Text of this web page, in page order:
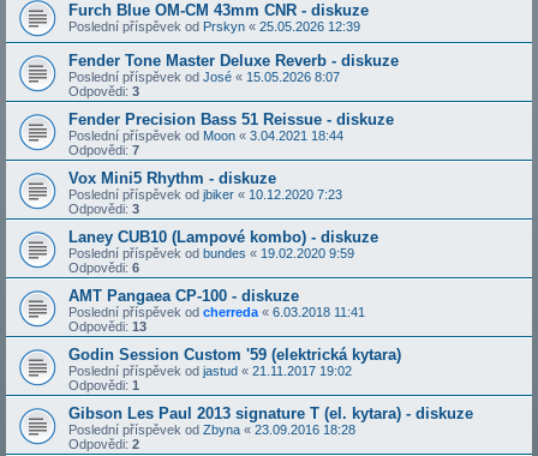
Furch Blue OM-CM 43mm CNR - diskuze
Poslední příspěvek od Prskyn « 25.05.2026 12:39
Fender Tone Master Deluxe Reverb - diskuze
Poslední příspěvek od José « 15.05.2026 8:07
Odpovědi: 3
Fender Precision Bass 51 Reissue - diskuze
Poslední příspěvek od Moon « 3.04.2021 18:44
Odpovědi: 7
Vox Mini5 Rhythm - diskuze
Poslední příspěvek od jbiker « 10.12.2020 7:23
Odpovědi: 3
Laney CUB10 (Lampové kombo) - diskuze
Poslední příspěvek od bundes « 19.02.2020 9:59
Odpovědi: 6
AMT Pangaea CP-100 - diskuze
Poslední příspěvek od cherreda « 6.03.2018 11:41
Odpovědi: 13
Godin Session Custom '59 (elektrická kytara)
Poslední příspěvek od jastud « 21.11.2017 19:02
Odpovědi: 1
Gibson Les Paul 2013 signature T (el. kytara) - diskuze
Poslední příspěvek od Zbyna « 23.09.2016 18:28
Odpovědi: 2